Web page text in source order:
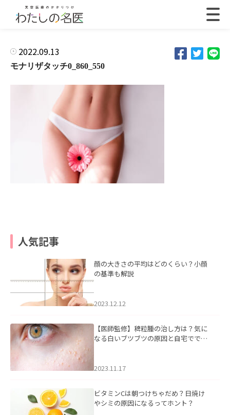
2022.09.13
モナリザタッチ0_860_550
人気記事
顔の大きさの平均はどのくらい？小顔
の基準も解説
2023.12.12
【医師監修】稗粒腫の治し方は？気に
なる白いブツブツの原因と自宅ででき
2023.11.17
ビタミンCは朝つけちゃだめ？日焼け
やシミの原因になるってホント？